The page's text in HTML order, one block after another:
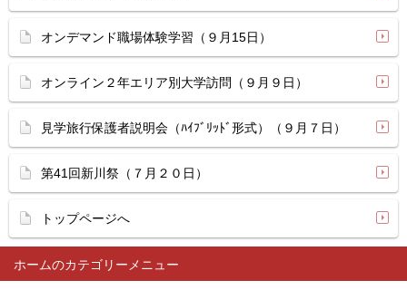
ホーム
オンデマンド職場体験学習（９月15日）
オンライン２年エリア別大学訪問（９月９日）
見学旅行保護者説明会（ﾊｲﾌﾞﾘｯﾄﾞ形式）（９月７日）
第41回新川祭（７月２０日）
トップページへ